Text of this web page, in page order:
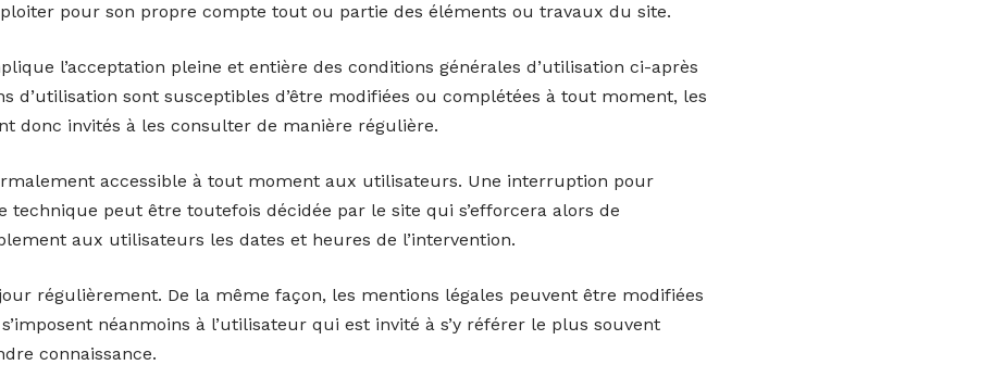
pour son propre compte tout ou partie des éléments ou travaux du site.
l’acceptation pleine et entière des conditions générales d’utilisation ci-après
d’utilisation sont susceptibles d’être modifiées ou complétées à tout moment, les
donc invités à les consulter de manière régulière.
accessible à tout moment aux utilisateurs. Une interruption pour
technique peut être toutefois décidée par le site qui s’efforcera alors de
aux utilisateurs les dates et heures de l’intervention.
régulièrement. De la même façon, les mentions légales peuvent être modifiées
néanmoins à l’utilisateur qui est invité à s’y référer le plus souvent
connaissance.